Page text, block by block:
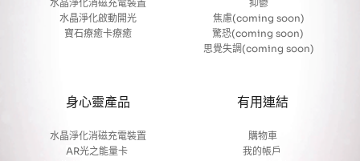
水晶淨化消磁充電裝置
水晶淨化啟動開光
寶石療癒卡療癒
抑鬱
焦慮(coming soon)
驚恐(coming soon)
思覺失調(coming soon)
身心靈產品
水晶淨化消磁充電裝置
AR光之能量卡
有用連結
購物車
我的帳戶